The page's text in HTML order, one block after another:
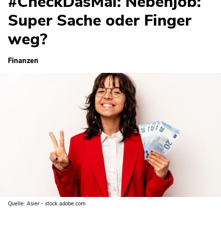
Super Sache oder Finger
weg?
Finanzen
Quelle: Asier - stock.adobe.com